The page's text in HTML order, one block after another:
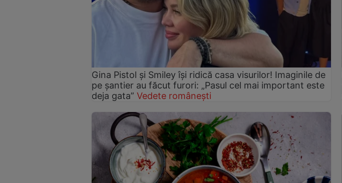
Gina Pistol și Smiley își ridică casa visurilor! Imaginile de
pe șantier au făcut furori: „Pasul cel mai important este
deja gata” Vedete românești